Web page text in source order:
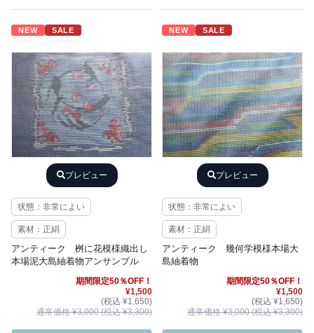
NEW SALE
プレビュー
状態：非常によい
素材：正絹
アンティーク 桝に花模様織出し
本場泥大島紬着物アンサンブル
期間限定50％OFF！
¥1,500
(税込 ¥1,650)
通常価格 ¥3,000 (税込 ¥3,300)
NEW SALE
プレビュー
状態：非常によい
素材：正絹
アンティーク 幾何学模様本場大
島紬着物
期間限定50％OFF！
¥1,500
(税込 ¥1,650)
通常価格 ¥3,000 (税込 ¥3,300)